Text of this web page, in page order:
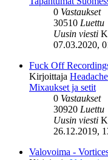
0 Vastaukset
30510 Luettu
Uusin viesti
07.03.2020,
Fuck Off
Kirjoittaja Headache
Mixaukset ja setit
0 Vastaukset
30920 Luettu
Uusin viesti
26.12.2019,
Valovoima -